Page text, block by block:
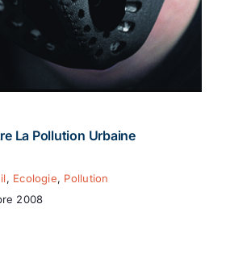
La Pollution Urbaine
, Ecologie, Pollution
2008